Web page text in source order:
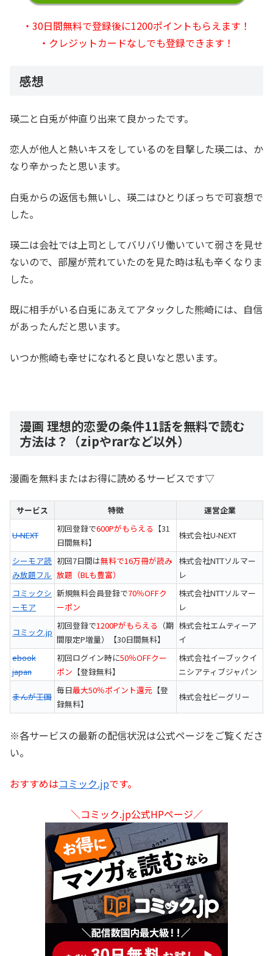
・30日間無料で登録後に1200ポイントもらえます！
・クレジットカードなしでも登録できます！
感想
瑛二と白兎が仲直り出来て良かったです。
恋人が他人と熱いキスをしているのを目撃した瑛二は、か
なり辛かったと思います。
白兎からの返信も無いし、瑛二はひとりぼっちで可哀想で
した。
瑛二は会社では上司としてバリバリ働いていて弱さを見せ
ないので、部屋が荒れていたのを見た時は私も辛くなりま
した。
既に相手がいる白兎にあえてアタックした熊崎には、自信
があったんだと思います。
いつか熊崎も幸せになれると良いなと思います。
漫画 理想的恋愛の条件11話を無料で読む
方法は？（zipやrarなど以外）
漫画を無料またはお得に読めるサービスです▽
サービス 特徴 運営企業
U-NEXT
初回登録で600Pがもらえる 【31
日間無料】
株式会社U-NEXT
シーモア読
み放題フル
初回7日間は無料で16万冊が読み
放題（BLも豊富）
株式会社NTTソルマー
レ
コミックシ
ーモア
新規無料会員登録で70％OFFク
ーポン
株式会社NTTソルマー
レ
コミック.jp
初回登録で1200Pがもらえる （期
間限定P増量）【30日間無料】
株式会社エムティーア
イ
ebook
japan
初回ログイン時に50％OFFクー
ポン 【登録無料】
株式会社イーブックイ
ニシアティブジャパン
まんが王国
毎日最大50％ポイント還元 【登
録無料】
株式会社ビーグリー
※各サービスの最新の配信状況は公式ページをご覧くださ
い。
おすすめはコミック.jpです。
＼コミック.jp公式HPページ／